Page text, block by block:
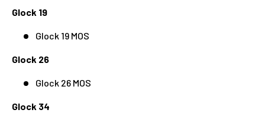
Glock 19
Glock 19 MOS
Glock 26
Glock 26 MOS
Glock 34